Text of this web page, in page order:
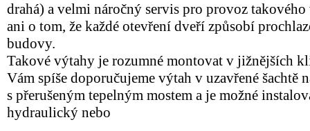
drahá) a velmi náročný servis pro provoz
ani o tom, že každé otevření dveří způsobí
budovy.
Takové výtahy je rozumné montovat v jižnějších
Vám spíše doporučujeme výtah v uzavřené šachtě
s přerušeným tepelným mostem a je možné
hydraulický nebo